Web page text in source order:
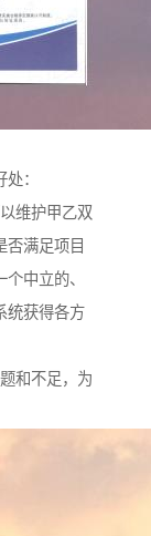
：
维护甲乙双
否满足项目
中立的、
统获得各方
和不足，为